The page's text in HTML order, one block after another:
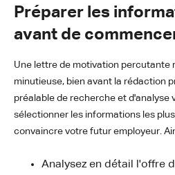
Préparer les
avant de
Une lettre de motivation percutante
minutieuse, bien avant la rédaction
préalable de recherche et d'analyse
sélectionner les informations les
convaincre votre futur employeur.
Analysez en détail l'offre